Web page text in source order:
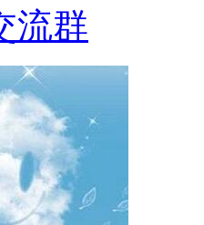
流群